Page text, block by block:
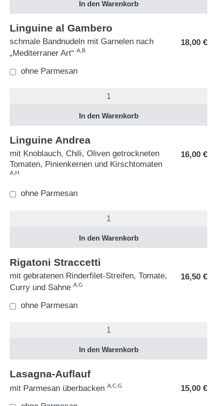
Linguine al Gambero
schmale Bandnudeln mit Garnelen nach
„Mediterraner Art“ A,B
18,00 €
ohne Parmesan
Linguine Andrea
mit Knoblauch, Chili, Oliven getrockneten
Tomaten, Pinienkernen und Kirschtomaten
A,H
16,00 €
ohne Parmesan
Rigatoni Straccetti
mit gebratenen Rinderfilet-Streifen, Tomate,
Curry und Sahne A,G
16,50 €
ohne Parmesan
Lasagna-Auflauf
mit Parmesan überbacken A,C,G 15,00 €